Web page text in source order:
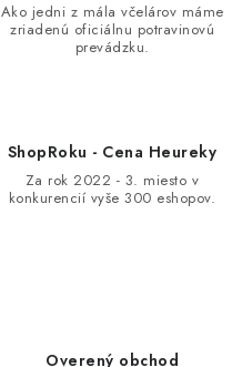
Ako jedni z mála včelárov máme
zriadenú oficiálnu potravinovú
prevádzku.
ShopRoku - Cena Heureky
Za rok 2022 - 3. miesto v
konkurencií vyše 300 eshopov.
Overený obchod